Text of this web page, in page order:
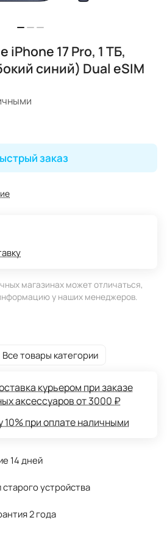
17 Pro, 1 ТБ,
синий) Dual eSIM
заказ
магазинах может отличаться,
у наших менеджеров.
Все товары категории
курьером при заказе
аксессуаров от 3000 ₽
10% при оплате наличными
14 дней
устройства
2 года